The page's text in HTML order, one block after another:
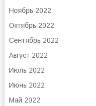
Ноябрь 2022
Октябрь 2022
Сентябрь 2022
Август 2022
Июль 2022
Июнь 2022
Май 2022